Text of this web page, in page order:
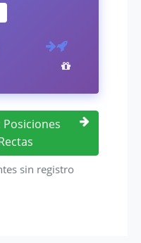
sin registro